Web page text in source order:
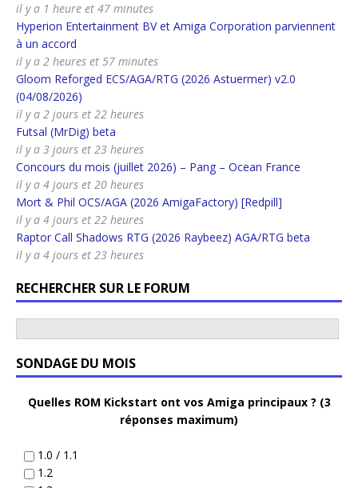
il y a 1 heure et 47 minutes
Hyperion Entertainment BV et Amiga Corporation parviennent
à un accord
il y a 2 heures et 57 minutes
Gloom Reforged ECS/AGA/RTG (2026 Astuermer) v2.0
(04/08/2026)
il y a 2 jours et 22 heures
Futsal (MrDig) beta
il y a 3 jours et 23 heures
Concours du mois (juillet 2026) – Pang – Ocean France
il y a 4 jours et 20 heures
Mort & Phil OCS/AGA (2026 AmigaFactory) [Redpill]
il y a 4 jours et 22 heures
Raptor Call Shadows RTG (2026 Raybeez) AGA/RTG beta
il y a 4 jours et 23 heures
RECHERCHER SUR LE FORUM
SONDAGE DU MOIS
Quelles ROM Kickstart ont vos Amiga principaux ? (3
réponses maximum)
1.0 / 1.1
1.2